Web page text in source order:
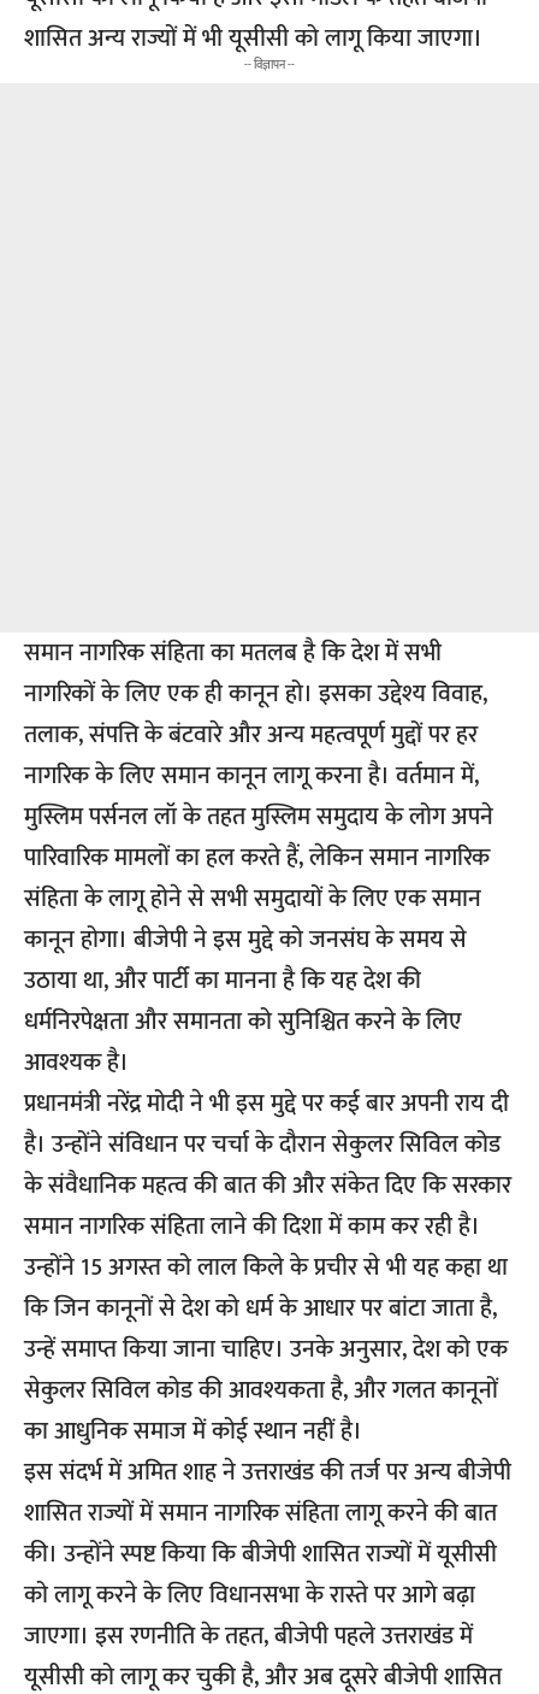
शासित अन्य राज्यों में भी यूसीसी को लागू किया जाएगा।
-- विज्ञापन --
समान नागरिक संहिताका मतलब है कि देश में सभी
नागरिकों के लिए एक ही कानून हो। इसका उद्देश्य विवाह,
तलाक, संपत्ति के बंटवारे और अन्य महत्वपूर्ण मुद्दों पर हर
नागरिक के लिए समान कानून लागू करना है। वर्तमान में,
मुस्लिम पर्सनल लॉ के तहत मुस्लिम समुदाय के लोग अपने
पारिवारिक मामलों का हल करते हैं, लेकिन समान नागरिक
संहिता के लागू होने से सभी समुदायों के लिए एक समान
कानून होगा। बीजेपी ने इस मुद्दे को जनसंघ के समय से
उठाया था, और पार्टी का मानना है कि यह देश की
धर्मनिरपेक्षता और समानता को सुनिश्चित करने के लिए
आवश्यक है।
प्रधानमंत्रीनरेंद्र मोदीने भी इस मुद्दे पर कई बार अपनी राय दी
है। उन्होंने संविधान पर चर्चा के दौरान सेकुलर सिविल कोड
के संवैधानिक महत्व की बात की और संकेत दिए कि सरकार
समान नागरिक संहिता लाने की दिशा में काम कर रही है।
उन्होंने 15 अगस्त को लाल किले के प्रचीर से भी यह कहा था
कि जिन कानूनों से देश को धर्म के आधार पर बांटा जाता है,
उन्हें समाप्त किया जाना चाहिए। उनके अनुसार, देश को एक
सेकुलर सिविल कोड की आवश्यकता है, और गलत कानूनों
का आधुनिक समाज में कोई स्थान नहीं है।
इस संदर्भ में अमित शाह ने उत्तराखंड की तर्ज पर अन्य बीजेपी
शासित राज्यों में समान नागरिक संहिता लागू करने की बात
की। उन्होंने स्पष्ट किया कि बीजेपी शासित राज्यों में यूसीसी
को लागू करने के लिए विधानसभा के रास्ते पर आगे बढ़ा
जाएगा। इस रणनीति के तहत, बीजेपी पहले उत्तराखंड में
यूसीसी को लागू कर चुकी है, और अब दूसरे बीजेपी शासित